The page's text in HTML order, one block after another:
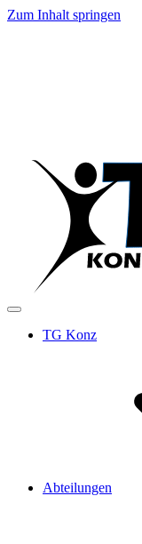
Zum Inhalt springen
TG Konz
Abteilungen